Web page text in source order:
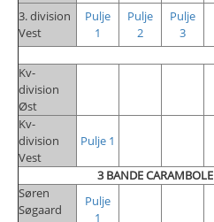
3. division
Vest
Pulje
1
Pulje
2
Pulje
3
Kv-
division
Øst
Kv-
division
Vest
Pulje 1
3 BANDE CARAMBOLE
Søren
Søgaard
Pulje
1